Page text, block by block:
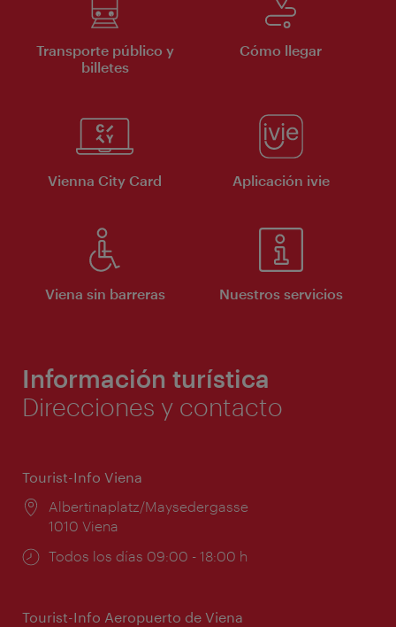
Transporte público y
billetes
Cómo llegar
Vienna City Card Aplicación ivie
Viena sin barreras Nuestros servicios
Información turística
Direcciones y contacto
Tourist-Info Viena
Lugar:
Albertinaplatz/Maysedergasse
1010 Viena
Horarios
Todos los días 09:00 - 18:00 h
Tourist-Info Aeropuerto de Viena